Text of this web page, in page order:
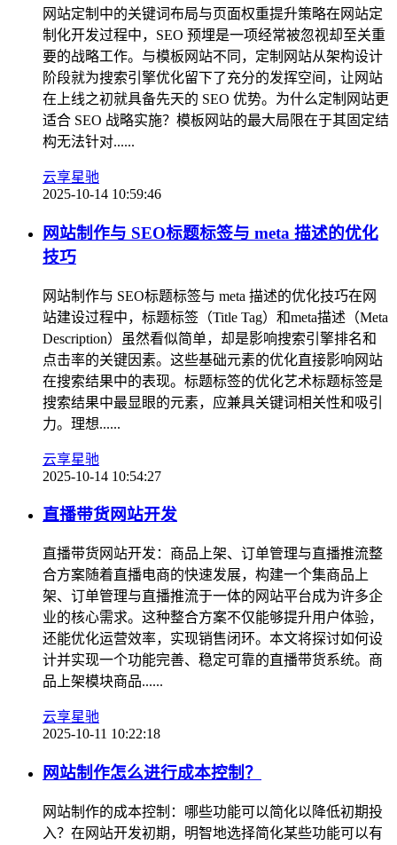
网站定制中的关键词布局与页面权重提升策略在网站定
制化开发过程中，SEO 预埋是一项经常被忽视却至关重
要的战略工作。与模板网站不同，定制网站从架构设计
阶段就为搜索引擎优化留下了充分的发挥空间，让网站
在上线之初就具备先天的 SEO 优势。为什么定制网站更
适合 SEO 战略实施？模板网站的最大局限在于其固定结
构无法针对......
云享星驰
2025-10-14 10:59:46
网站制作与 SEO标题标签与 meta 描述的优化
技巧
网站制作与 SEO标题标签与 meta 描述的优化技巧在网
站建设过程中，标题标签（Title Tag）和meta描述（Meta
Description）虽然看似简单，却是影响搜索引擎排名和
点击率的关键因素。这些基础元素的优化直接影响网站
在搜索结果中的表现。标题标签的优化艺术标题标签是
搜索结果中最显眼的元素，应兼具关键词相关性和吸引
力。理想......
云享星驰
2025-10-14 10:54:27
直播带货网站开发
直播带货网站开发：商品上架、订单管理与直播推流整
合方案随着直播电商的快速发展，构建一个集商品上
架、订单管理与直播推流于一体的网站平台成为许多企
业的核心需求。这种整合方案不仅能够提升用户体验，
还能优化运营效率，实现销售闭环。本文将探讨如何设
计并实现一个功能完善、稳定可靠的直播带货系统。商
品上架模块商品......
云享星驰
2025-10-11 10:22:18
网站制作怎么进行成本控制？
网站制作的成本控制：哪些功能可以简化以降低初期投
入？在网站开发初期，明智地选择简化某些功能可以有